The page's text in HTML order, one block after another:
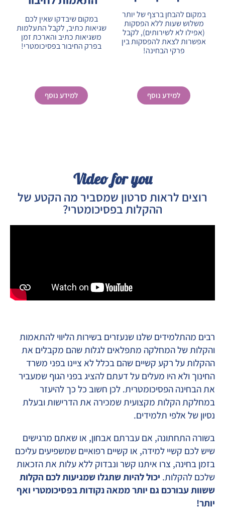
במקום להבחן ברצף של יותר
משלוש שעות ללא הפסקות
(אפילו לא לשירותים), לקבל
אפשרות לצאת להפסקות בין
פרקי הבחינה!
למידע נוסף
במקום שיבדקו שאין לכם
שגיאות כתיב, לקבל התעלמות
משגיאות כתיב והארכת זמן
בפרק החיבור בפסיכומטרי!
למידע נוסף
Video for you
רוצים לראות סרטון שמסביר מה הקטע של
ההקלות בפסיכומטרי?
רבים מהתלמידים שלנו שנעזרים בשירות הליווי להתאמות
והקלות של המחלקה מתפלאים לגלות שהם מקבלים את
ההקלות על רקע קשיים שהם בכלל לא ציינו בפני משרד
החינוך ולא היו מעלים על דעתם להציג בפני הגוף שמעביר
את הבחינה הפסיכומטרית. לכן חשוב כל כך להיעזר
במחלקת הקלות מקצועית שמכירה את הדרישות ובעלת
נסיון של אלפי תלמידים.
בשורה התחתונה, אם עברתם אבחון, או שאתם מרגישים
שיש לכם קשיי למידה, או קשיים רפואיים שמשפיעים עליכם
בזמן בחינה, צרו איתנו קשר ונבדוק ללא עלות את הזכאות
שלכם להקלות. יכול להיות שתגלו שמגיעות לכם הקלות
ששוות עבורכם גם יותר ממאה נקודות בפסיכומטרי ואף
יותר!